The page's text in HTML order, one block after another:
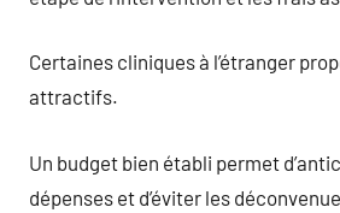
Certaines cliniques à l’étranger
attractifs.
Un budget bien établi permet
dépenses et d’éviter les